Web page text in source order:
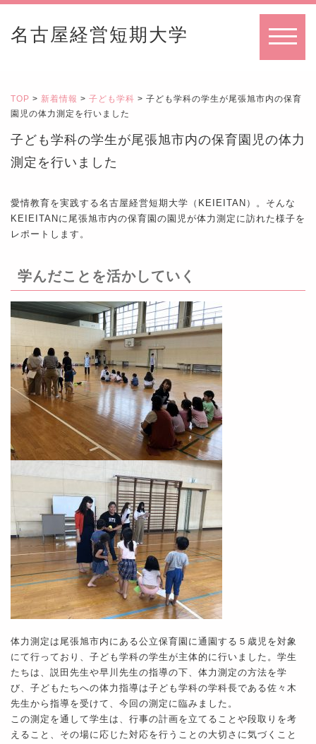
名古屋経営短期大学
TOP > 新着情報 > 子ども学科 > 子ども学科の学生が尾張旭市内の保育
園児の体力測定を行いました
子ども学科の学生が尾張旭市内の保育園児の体力
測定を行いました
愛情教育を実践する名古屋経営短期大学（KEIEITAN）。そんな
KEIEITANに尾張旭市内の保育園の園児が体力測定に訪れた様子を
レポートします。
学んだことを活かしていく
体力測定は尾張旭市内にある公立保育園に通園する５歳児を対象
にて行っており、子ども学科の学生が主体的に行いました。学生
たちは、説田先生や早川先生の指導の下、体力測定の方法を学
び、子どもたちへの体力指導は子ども学科の学科長である佐々木
先生から指導を受けて、今回の測定に臨みました。
この測定を通して学生は、行事の計画を立てることや段取りを考
えること、その場に応じた対応を行うことの大切さに気づくこと